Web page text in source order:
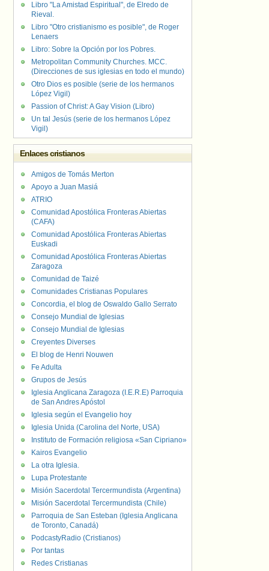
Libro "La Amistad Espiritual", de Elredo de
Rieval.
Libro "Otro cristianismo es posible", de Roger
Lenaers
Libro: Sobre la Opción por los Pobres.
Metropolitan Community Churches. MCC.
(Direcciones de sus iglesias en todo el mundo)
Otro Dios es posible (serie de los hermanos
López Vigil)
Passion of Christ: A Gay Vision (Libro)
Un tal Jesús (serie de los hermanos López
Vigil)
Enlaces cristianos
Amigos de Tomás Merton
Apoyo a Juan Masiá
ATRIO
Comunidad Apostólica Fronteras Abiertas
(CAFA)
Comunidad Apostólica Fronteras Abiertas
Euskadi
Comunidad Apostólica Fronteras Abiertas
Zaragoza
Comunidad de Taizé
Comunidades Cristianas Populares
Concordia, el blog de Oswaldo Gallo Serrato
Consejo Mundial de Iglesias
Consejo Mundial de Iglesias
Creyentes Diverses
El blog de Henri Nouwen
Fe Adulta
Grupos de Jesús
Iglesia Anglicana Zaragoza (I.E.R.E) Parroquia
de San Andres Apóstol
Iglesia según el Evangelio hoy
Iglesia Unida (Carolina del Norte, USA)
Instituto de Formación religiosa «San Cipriano»
Kairos Evangelio
La otra Iglesia.
Lupa Protestante
Misión Sacerdotal Tercermundista (Argentina)
Misión Sacerdotal Tercermundista (Chile)
Parroquia de San Esteban (Iglesia Anglicana
de Toronto, Canadá)
PodcastyRadio (Cristianos)
Por tantas
Redes Cristianas